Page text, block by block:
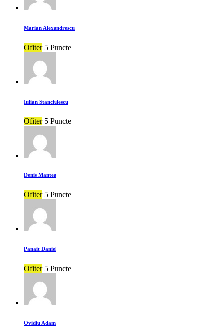
Marian Alexandrescu
Ofiter 5 Puncte
Iulian Stanciulescu
Ofiter 5 Puncte
Denis Mantea
Ofiter 5 Puncte
Panait Daniel
Ofiter 5 Puncte
Ovidiu Adam